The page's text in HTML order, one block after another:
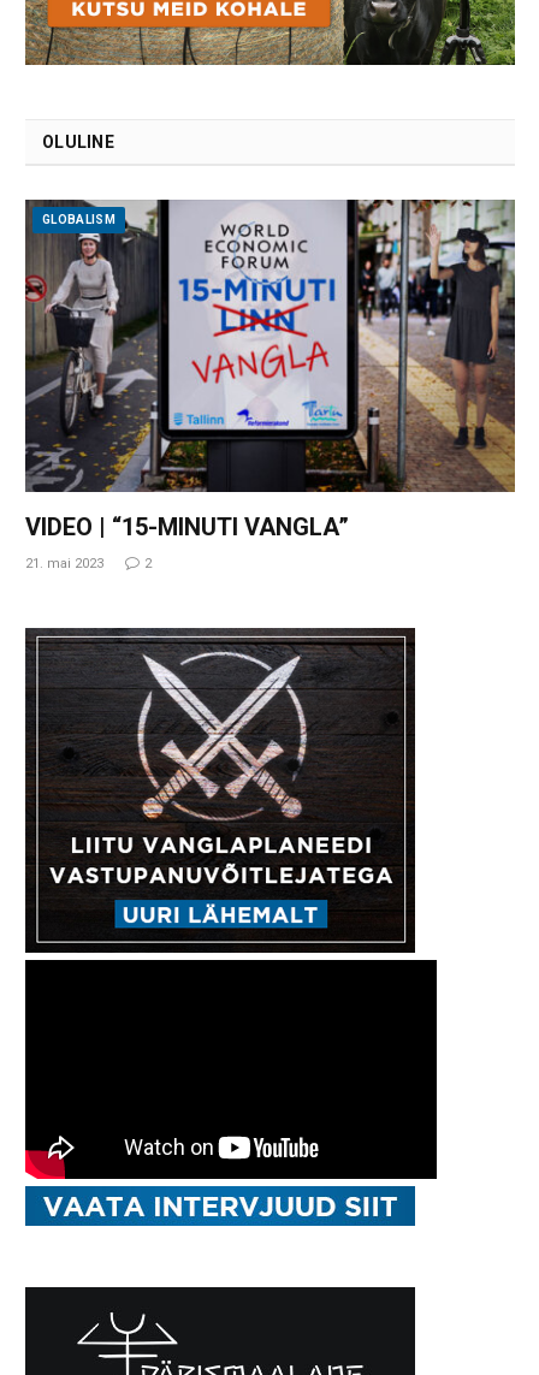
OLULINE
GLOBALISM
VIDEO | “15-MINUTI VANGLA”
21. mai 2023 2